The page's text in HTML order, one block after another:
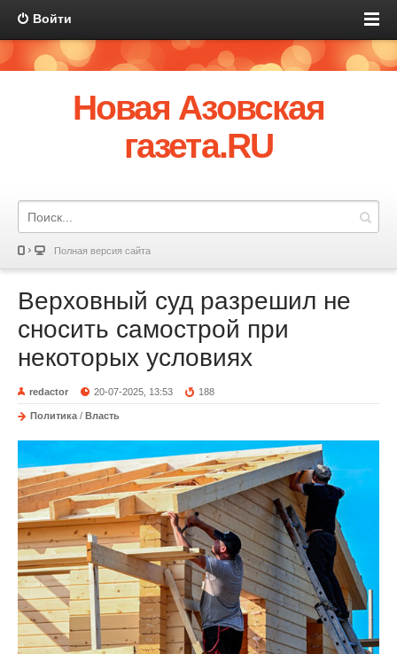
Войти
Новая Азовская
газета.RU
Полная версия сайта
Верховный суд разрешил не
сносить самострой при
некоторых условиях
redactor 20-07-2025, 13:53 188
Политика / Власть